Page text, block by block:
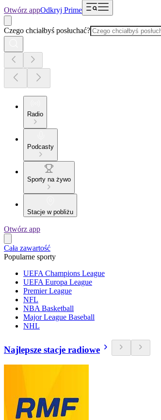
Otwórz appOdkryj Prime
Czego chciałbyś posłuchać?
Radio
Podcasty
Sporty na żywo
Stacje w pobliżu
Otwórz app
Cała zawartość
Popularne sporty
UEFA Champions League
UEFA Europa League
Premier League
NFL
NBA Basketball
Major League Baseball
NHL
Najlepsze stacje radiowe